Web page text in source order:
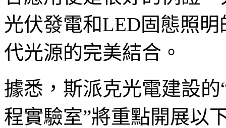
光伏發電和LED固態照
代光源的完美結合。
據悉，斯派克光電建設
程實驗室”將重點開展以